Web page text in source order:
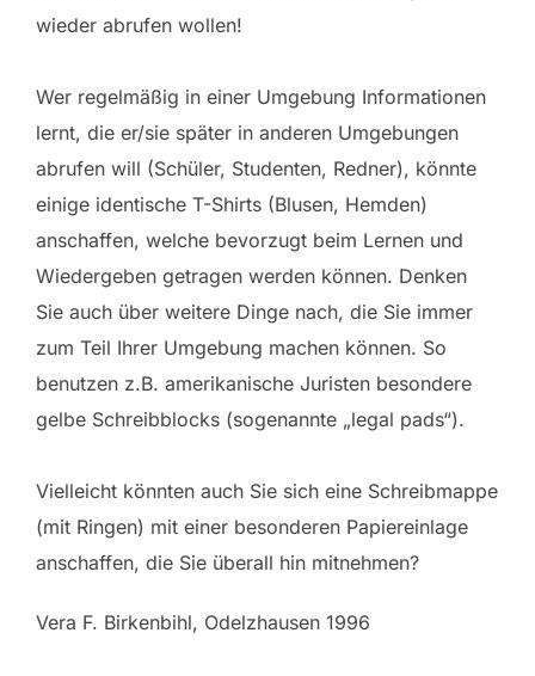
wieder abrufen wollen!
Wer regelmäßig in einer Umgebung Informationen
lernt, die er/sie später in anderen Umgebungen
abrufen will (Schüler, Studenten, Redner), könnte
einige identische T-Shirts (Blusen, Hemden)
anschaffen, welche bevorzugt beim Lernen und
Wiedergeben getragen werden können. Denken
Sie auch über weitere Dinge nach, die Sie immer
zum Teil Ihrer Umgebung machen können. So
benutzen z.B. amerikanische Juristen besondere
gelbe Schreibblocks (sogenannte „legal pads“).
Vielleicht könnten auch Sie sich eine Schreibmappe
(mit Ringen) mit einer besonderen Papiereinlage
anschaffen, die Sie überall hin mitnehmen?
Vera F. Birkenbihl, Odelzhausen 1996